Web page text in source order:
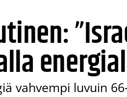
vahvempi luvuin